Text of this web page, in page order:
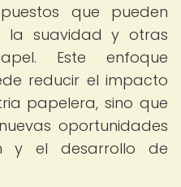
que pueden
la suavidad y otras
Este enfoque
reducir el impacto
papelera, sino que
oportunidades
y el desarrollo de